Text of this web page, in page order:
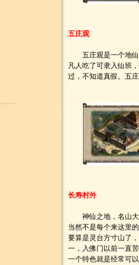
五庄观
五庄观是一个地仙
凡人吃了可隶入仙班
过，不知道真假。五
长寿村外
神仙之地，名山大
当然不是每个来这里
要算是灵台方寸山了
一，入佛门以前一直
一个特色就是经常可